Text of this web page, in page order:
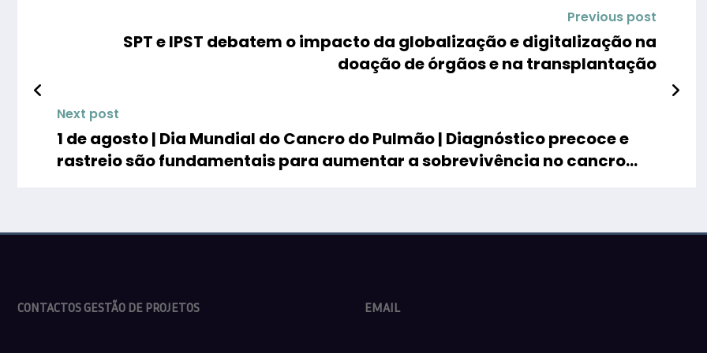
Previous post
SPT e IPST debatem o impacto da globalização e digitalização na
doação de órgãos e na transplantação
Next post
1 de agosto | Dia Mundial do Cancro do Pulmão | Diagnóstico precoce e
rastreio são fundamentais para aumentar a sobrevivência no cancro
CONTACTOS GESTÃO DE PROJETOS EMAIL